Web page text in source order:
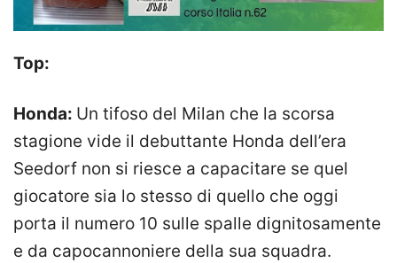
Top:
Honda: Un tifoso del Milan che la scorsa
stagione vide il debuttante Honda dell’era
Seedorf non si riesce a capacitare se quel
giocatore sia lo stesso di quello che oggi
porta il numero 10 sulle spalle dignitosamente
e da capocannoniere della sua squadra.